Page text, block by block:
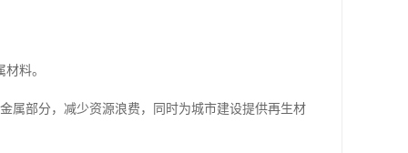
料。
属部分，减少资源浪费，同时为城市建设提供再生材